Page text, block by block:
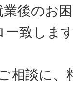
後のお
ー致しま
相談に